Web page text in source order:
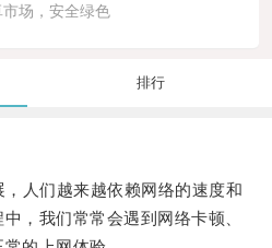
市场，安全绿色
排行
人们越来越依赖网络的速度和
，我们常常会遇到网络卡顿、